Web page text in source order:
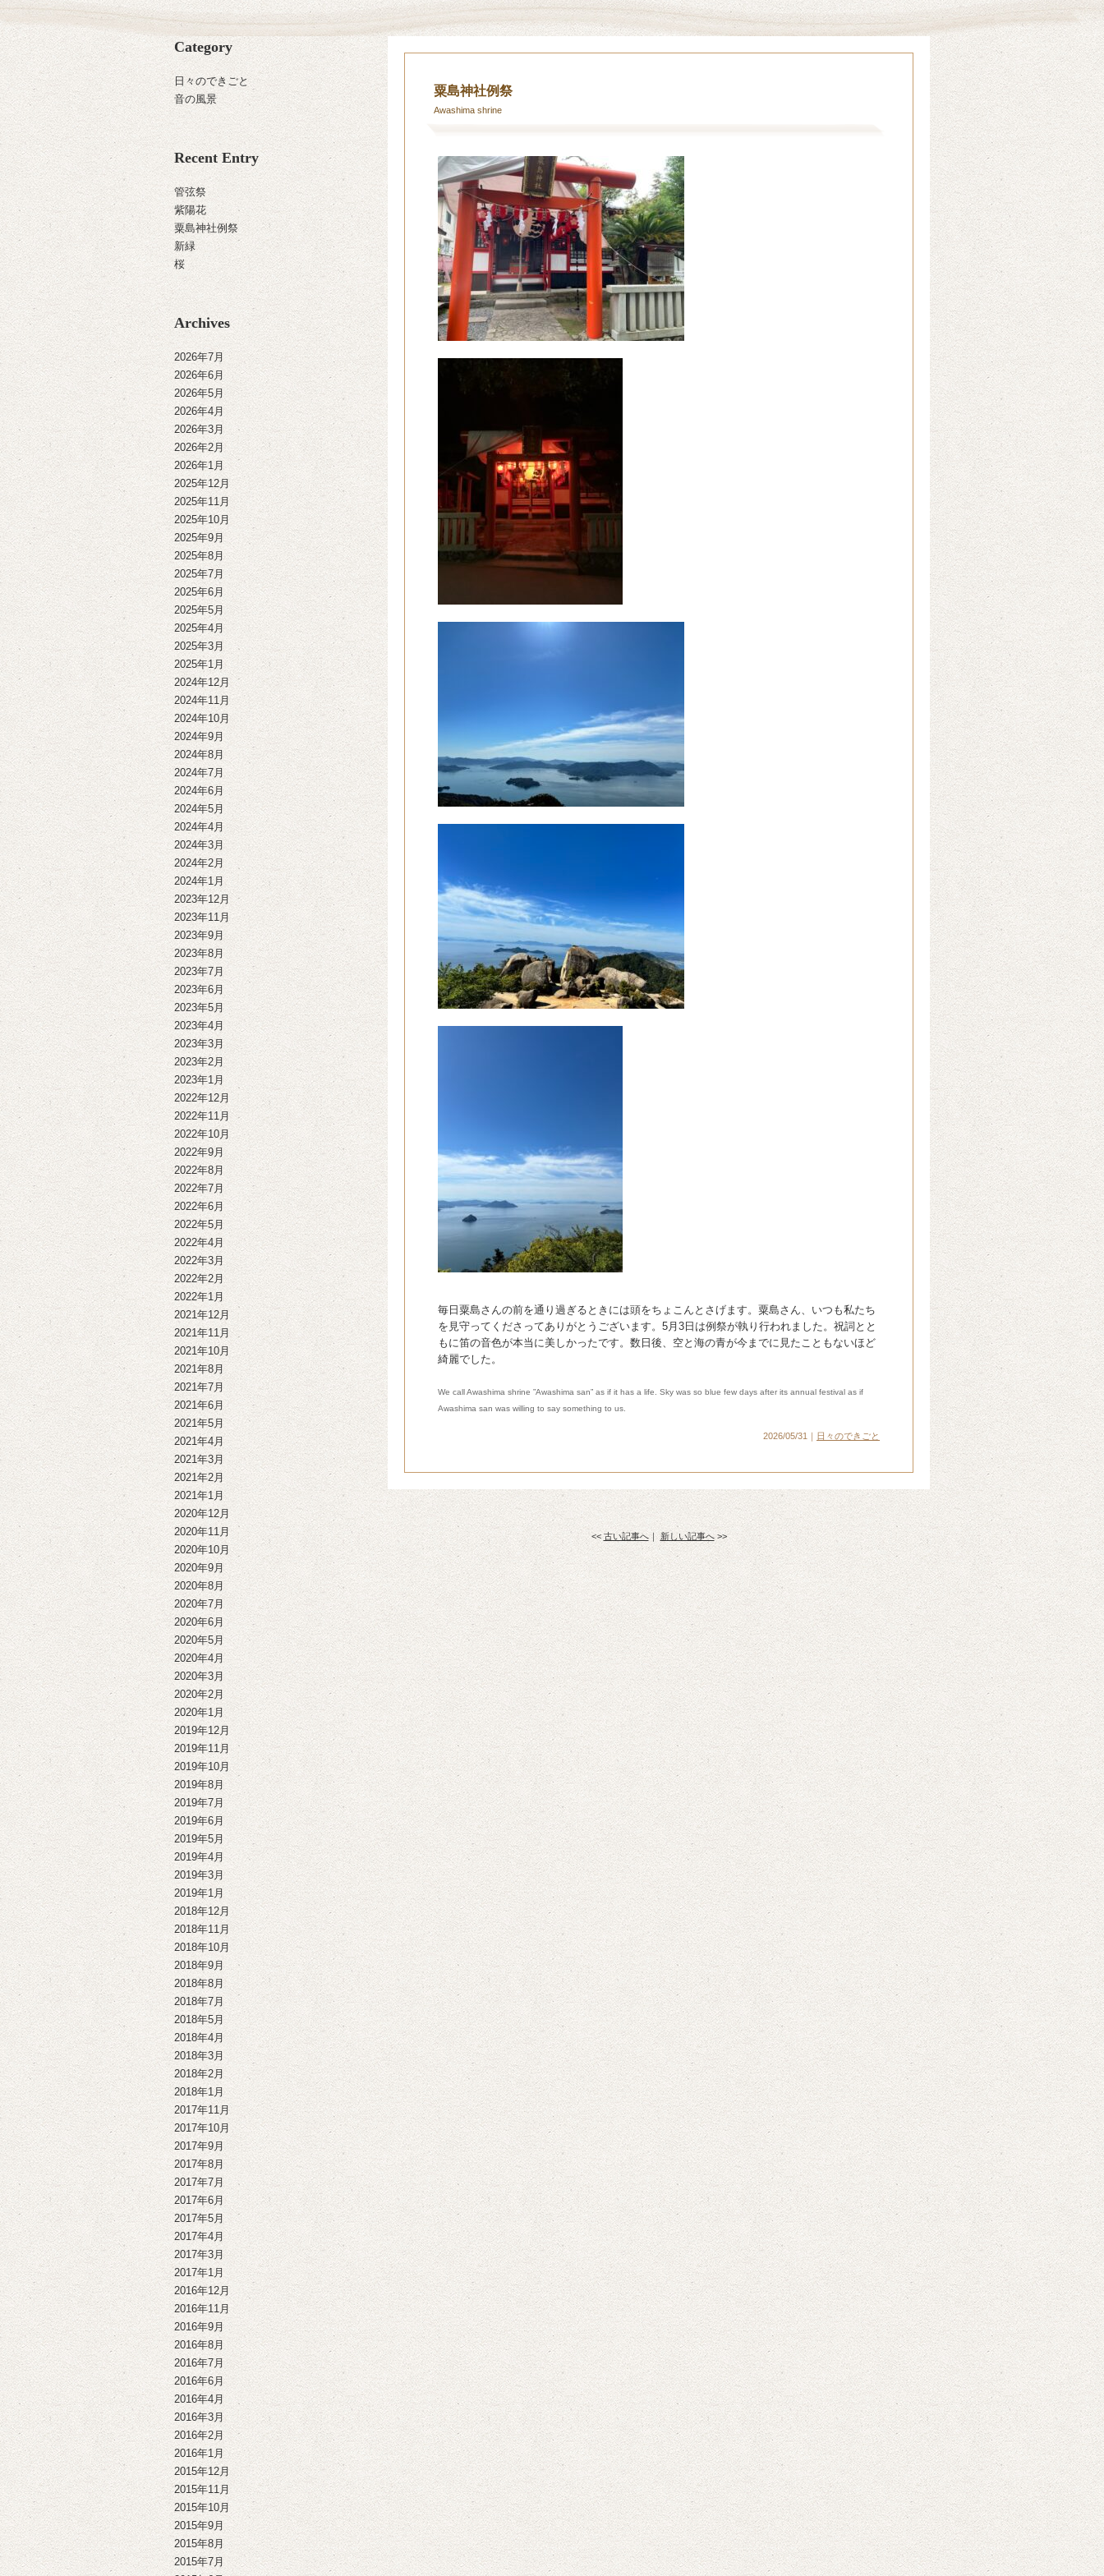
Category
日々のできごと
音の風景
Recent Entry
管弦祭
紫陽花
粟島神社例祭
新緑
桜
Archives
2026年7月
2026年6月
2026年5月
2026年4月
2026年3月
2026年2月
2026年1月
2025年12月
2025年11月
2025年10月
2025年9月
2025年8月
2025年7月
2025年6月
2025年5月
2025年4月
2025年3月
2025年1月
2024年12月
2024年11月
2024年10月
2024年9月
2024年8月
2024年7月
2024年6月
2024年5月
2024年4月
2024年3月
2024年2月
2024年1月
2023年12月
2023年11月
2023年9月
2023年8月
2023年7月
2023年6月
2023年5月
2023年4月
2023年3月
2023年2月
2023年1月
2022年12月
2022年11月
2022年10月
2022年9月
2022年8月
2022年7月
2022年6月
2022年5月
2022年4月
2022年3月
2022年2月
2022年1月
2021年12月
2021年11月
2021年10月
2021年8月
2021年7月
2021年6月
2021年5月
2021年4月
2021年3月
2021年2月
2021年1月
2020年12月
2020年11月
2020年10月
2020年9月
2020年8月
2020年7月
2020年6月
2020年5月
2020年4月
2020年3月
2020年2月
2020年1月
2019年12月
2019年11月
2019年10月
2019年8月
2019年7月
2019年6月
2019年5月
2019年4月
2019年3月
2019年1月
2018年12月
2018年11月
2018年10月
2018年9月
2018年8月
2018年7月
2018年5月
2018年4月
2018年3月
2018年2月
2018年1月
2017年11月
2017年10月
2017年9月
2017年8月
2017年7月
2017年6月
2017年5月
2017年4月
2017年3月
2017年1月
2016年12月
2016年11月
2016年9月
2016年8月
2016年7月
2016年6月
2016年4月
2016年3月
2016年2月
2016年1月
2015年12月
2015年11月
2015年10月
2015年9月
2015年8月
2015年7月
粟島神社例祭
Awashima shrine
毎日粟島さんの前を通り過ぎるときには頭をちょこんとさげます。粟島さん、いつも私たち
を見守ってくださってありがとうございます。5月3日は例祭が執り行われました。祝詞とと
もに笛の音色が本当に美しかったです。数日後、空と海の青が今までに見たこともないほど
綺麗でした。
We call Awashima shrine ”Awashima san” as if it has a life. Sky was so blue few days after its annual festival as if
Awashima san was willing to say something to us.
2026/05/31｜ 日々のできごと
<< 古い記事へ｜新しい記事へ>>